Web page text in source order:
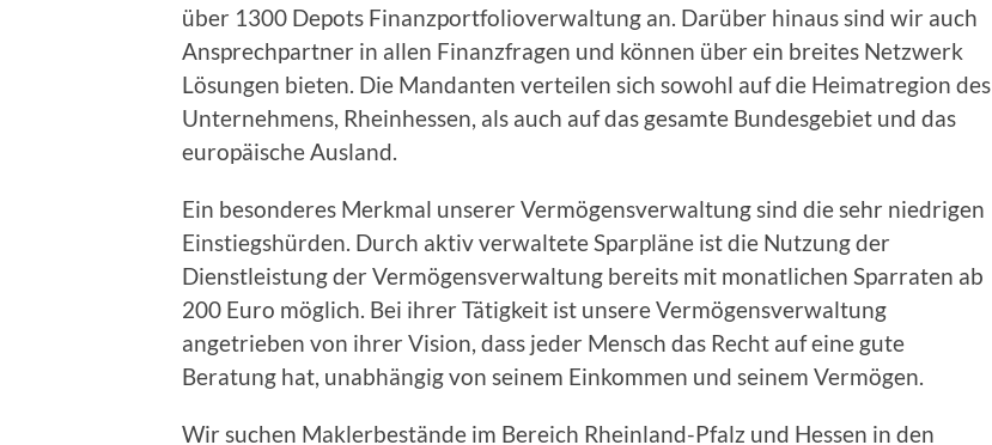
über 1300 Depots Finanzportfolioverwaltung an. Darüber hinaus sind wir auch
Ansprechpartner in allen Finanzfragen und können über ein breites Netzwerk
Lösungen bieten. Die Mandanten verteilen sich sowohl auf die Heimatregion des
Unternehmens, Rheinhessen, als auch auf das gesamte Bundesgebiet und das
europäische Ausland.
Ein besonderes Merkmal unserer Vermögensverwaltung sind die sehr niedrigen
Einstiegshürden. Durch aktiv verwaltete Sparpläne ist die Nutzung der
Dienstleistung der Vermögensverwaltung bereits mit monatlichen Sparraten ab
200 Euro möglich. Bei ihrer Tätigkeit ist unsere Vermögensverwaltung
angetrieben von ihrer Vision, dass jeder Mensch das Recht auf eine gute
Beratung hat, unabhängig von seinem Einkommen und seinem Vermögen.
Wir suchen Maklerbestände im Bereich Rheinland-Pfalz und Hessen in den